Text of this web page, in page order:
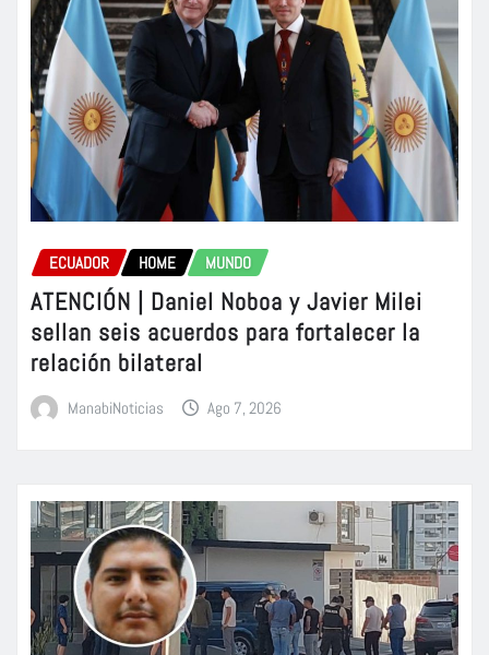
ECUADOR HOME MUNDO
ATENCIÓN | Daniel Noboa y Javier Milei
sellan seis acuerdos para fortalecer la
relación bilateral
ManabiNoticias Ago 7, 2026